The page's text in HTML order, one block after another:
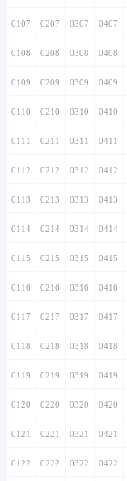
0107 0207 0307 0407
0108 0208 0308 0408
0109 0209 0309 0409
0110 0210 0310 0410
0111 0211 0311 0411
0112 0212 0312 0412
0113 0213 0313 0413
0114 0214 0314 0414
0115 0215 0315 0415
0116 0216 0316 0416
0117 0217 0317 0417
0118 0218 0318 0418
0119 0219 0319 0419
0120 0220 0320 0420
0121 0221 0321 0421
0122 0222 0322 0422